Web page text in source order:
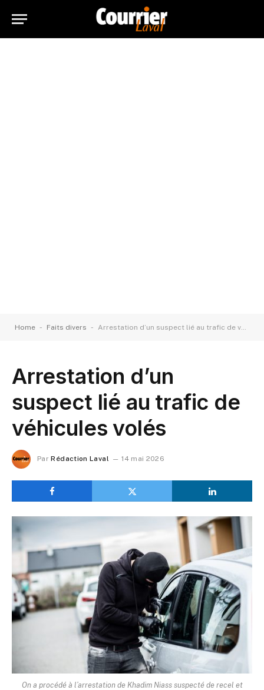
Home - Faits divers - Arrestation d’un suspect lié au trafic de véhicules volés
Arrestation d’un
suspect lié au trafic de
véhicules volés
Par Rédaction Laval 14 mai 2026
On a procédé à l’arrestation de Khadim Niass suspecté de recel et